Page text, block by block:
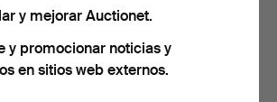
Subastado 6 jun 2026
442 USD
y mejorar Auctionet.
y promocionar noticias y
en sitios web externos.